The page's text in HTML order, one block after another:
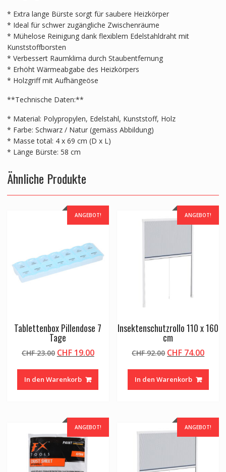
* Extra lange Bürste sorgt für saubere Heizkörper
* Ideal für schwer zugängliche Zwischenräume
* Mühelose Reinigung dank flexiblem Edelstahldraht mit
Kunststoffborsten
* Verbessert Raumklima durch Staubentfernung
* Erhöht Wärmeabgabe des Heizkörpers
* Holzgriff mit Aufhängeöse
**Technische Daten:**
* Material: Polypropylen, Edelstahl, Kunststoff, Holz
* Farbe: Schwarz / Natur (gemäss Abbildung)
* Masse total: 4 x 69 cm (D x L)
* Länge Bürste: 58 cm
Ähnliche Produkte
ANGEBOT!
Tablettenbox Pillendose 7
Tage
CHF23.00 Ursprünglicher
war:
CHF 23.00
CHF19.00Aktueller
In den Warenkorb
ANGEBOT!
Insektenschutzrollo 110 x 160
cm
CHF92.00 Ursprünglicher
war:
CHF 92.00
CHF 74.00
In den Warenkorb
ANGEBOT! ANGEBOT!